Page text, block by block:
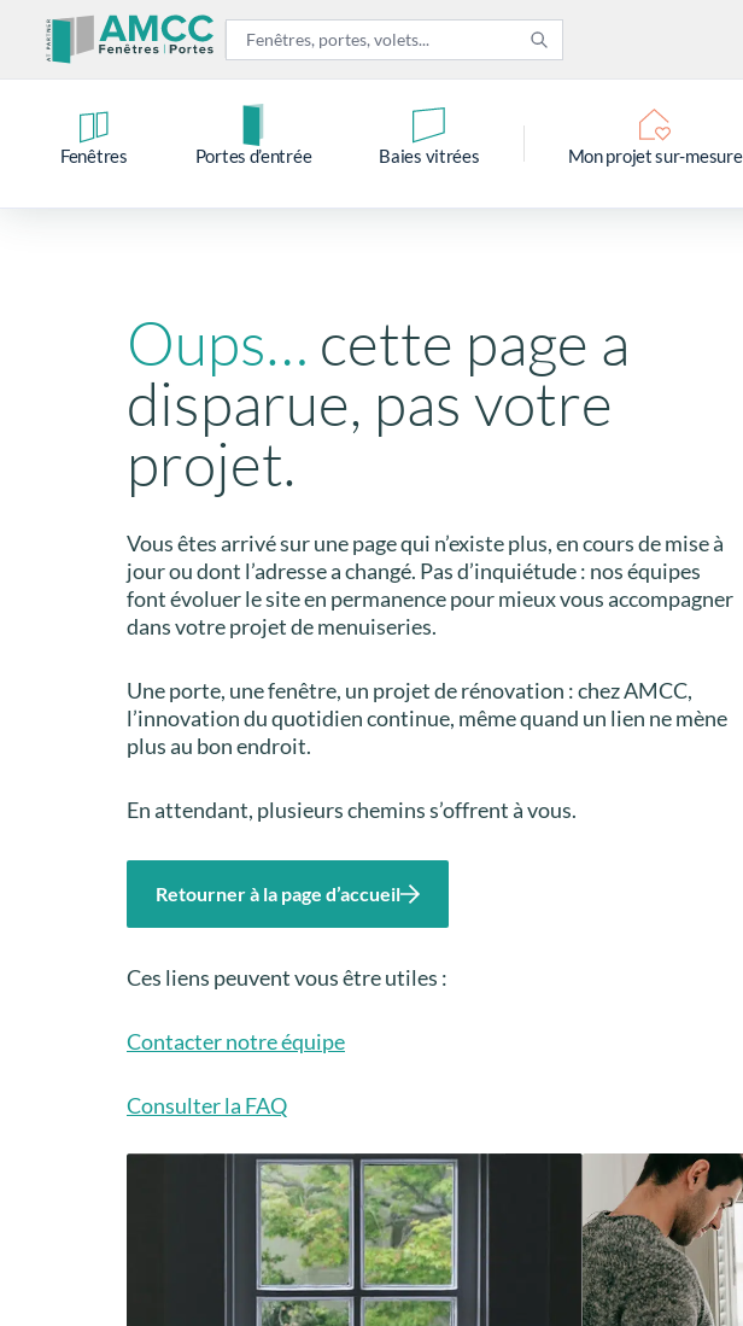
Fenêtres Portes d’entrée Baies vitrées Mon projet sur-mesure
Oups… cette page a
disparue, pas votre
projet.
Vous êtes arrivé sur une page qui n’existe plus, en cours de mise à
jour ou dont l’adresse a changé. Pas d’inquiétude : nos équipes
font évoluer le site en permanence pour mieux vous accompagner
dans votre projet de menuiseries.
Une porte, une fenêtre, un projet de rénovation : chez AMCC,
l’innovation du quotidien continue, même quand un lien ne mène
plus au bon endroit.
En attendant, plusieurs chemins s’offrent à vous.
Retourner à la page d’accueil
Ces liens peuvent vous être utiles :
Contacter notre équipe
Consulter la FAQ